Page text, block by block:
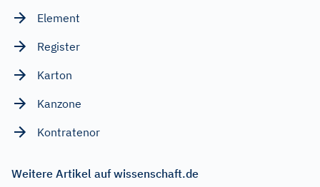
Element
Register
Karton
Kanzone
Kontratenor
Weitere Artikel auf wissenschaft.de